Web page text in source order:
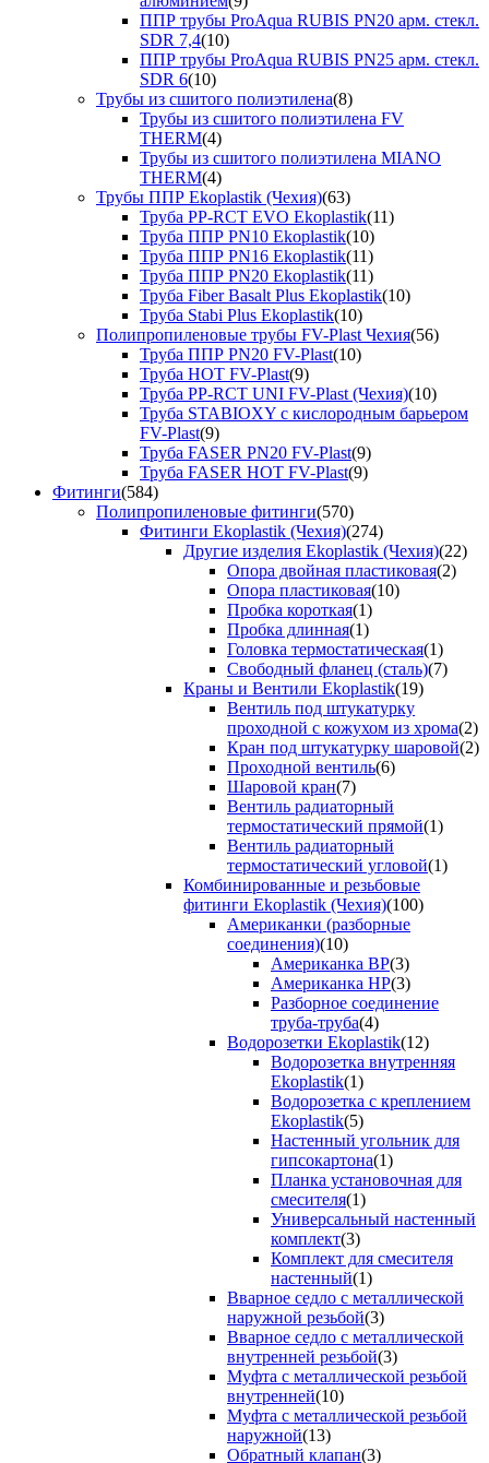
ППР трубы ProAqua RUBIS PN20 арм. стекл.
SDR 7,4(10)
ППР трубы ProAqua RUBIS PN25 арм. стекл.
SDR 6(10)
Трубы из сшитого полиэтилена(8)
Трубы из сшитого полиэтилена FV
THERM(4)
Трубы из сшитого полиэтилена MIANO
THERM(4)
Трубы ППР Ekoplastik (Чехия)(63)
Труба PP-RCT EVO Ekoplastik(11)
Труба ППР PN10 Ekoplastik(10)
Труба ППР PN16 Ekoplastik(11)
Труба ППР PN20 Ekoplastik(11)
Труба Fiber Basalt Plus Ekoplastik(10)
Труба Stabi Plus Ekoplastik(10)
Полипропиленовые трубы FV-Plast Чехия(56)
Труба ППР PN20 FV-Plast(10)
Труба HOT FV-Plast(9)
Труба PP-RCT UNI FV-Plast (Чехия)(10)
Труба STABIOXY с кислородным барьером
FV-Plast(9)
Труба FASER PN20 FV-Plast(9)
Труба FASER HOT FV-Plast(9)
Фитинги(584)
Полипропиленовые фитинги(570)
Фитинги Ekoplastik (Чехия)(274)
Другие изделия Ekoplastik (Чехия)(22)
Опора двойная пластиковая(2)
Опора пластиковая(10)
Пробка короткая(1)
Пробка длинная(1)
Головка термостатическая(1)
Свободный фланец (сталь)(7)
Краны и Вентили Ekoplastik(19)
Вентиль под штукатурку
проходной с кожухом из хрома(2)
Кран под штукатурку шаровой(2)
Проходной вентиль(6)
Шаровой кран(7)
Вентиль радиаторный
термостатический прямой(1)
Вентиль радиаторный
термостатический угловой(1)
Комбинированные и резьбовые
фитинги Ekoplastik (Чехия)(100)
Американки (разборные
соединения)(10)
Американка ВР(3)
Американка НР(3)
Разборное соединение
труба-труба(4)
Водорозетки Ekoplastik(12)
Водорозетка внутренняя
Ekoplastik(1)
Водорозетка с креплением
Ekoplastik(5)
Настенный угольник для
гипсокартона(1)
Планка установочная для
смесителя(1)
Универсальный настенный
комплект(3)
Комплект для смесителя
настенный(1)
Вварное седло с металлической
наружной резьбой(3)
Вварное седло с металлической
внутренней резьбой(3)
Муфта с металлической резьбой
внутренней(10)
Муфта с металлической резьбой
наружной(13)
Обратный клапан(3)